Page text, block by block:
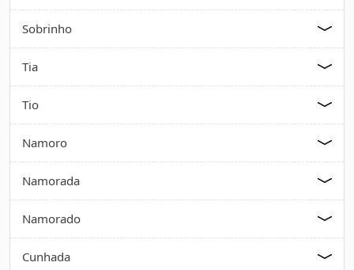
Sobrinho
Tia
Tio
Namoro
Namorada
Namorado
Cunhada